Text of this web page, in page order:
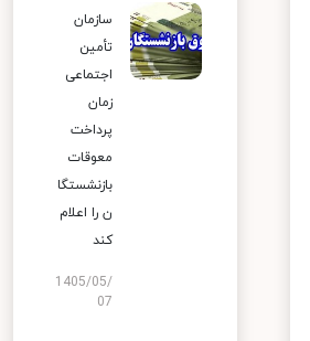
سازمان
تأمین
اجتماعی
زمان
پرداخت
معوقات
بازنشستگا
ن را اعلام
کند
1405/05/
07